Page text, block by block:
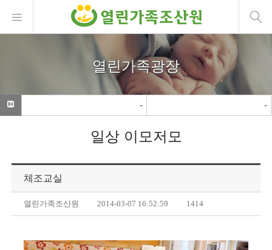
열린가족광장
일상 이모저모
체조교실
열린가족조산원 2014-03-07 16:52:59 1414